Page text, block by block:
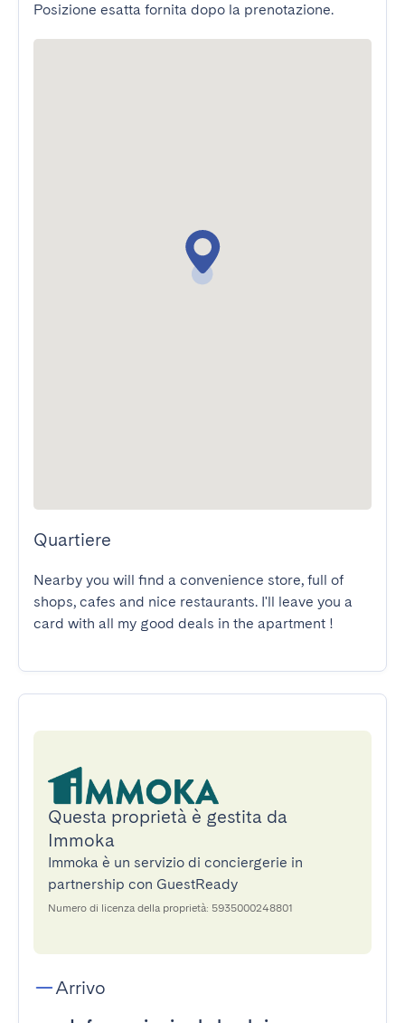
Posizione esatta fornita dopo la prenotazione.
Quartiere
Nearby you will find a convenience store, full of
shops, cafes and nice restaurants. I'll leave you a
card with all my good deals in the apartment !
Questa proprietà è gestita da
Immoka
Immoka è un servizio di conciergerie in
partnership con GuestReady
Numero di licenza della proprietà: 5935000248801
Arrivo